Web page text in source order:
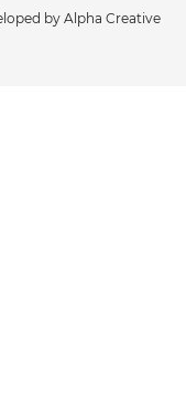
by Alpha Creative